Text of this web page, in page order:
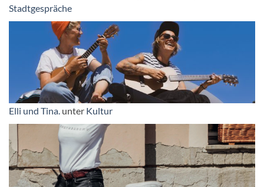
Stadtgespräche
Elli und Tina. unter Kultur